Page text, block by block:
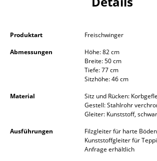
Doppelbetten
Produktart
Freischwinger
Abmessungen
Höhe: 82 cm
Breite: 50 cm
Tiefe: 77 cm
Sitzhöhe: 46 cm
Material
Sitz und Rücken:
Gestell: Stahlrohr
Gleiter: Kunststoff,
Ausführungen
Filzgleiter für harte
Kunststoffgleiter für
Anfrage erhältlich